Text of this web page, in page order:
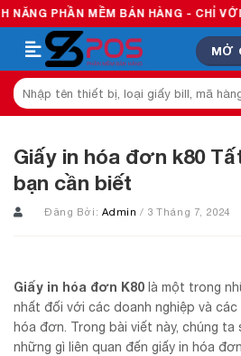
Skip
to
content
MỀM BÁN HÀNG - CHỈ VỚI 3 BƯỚC
MỞ
Tìm
kiếm:
Giấy in hóa đơn k80
bạn cần biết
Đăng Bởi: Admin/ 3 Tháng 7, 2024
Giấy in hóa đơn K80 là một trong
nhất đối với các doanh nghiệp và các
hóa đơn. Trong bài viết này, chúng
những gì liên quan đến giấy in hóa